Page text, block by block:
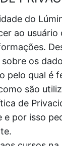
do
ao usuário
os
pelo qual é
são
de
por isso